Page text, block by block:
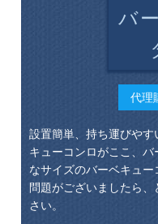
バ
代理
設置簡単、持ち運びや
キューコンロがここ、
なサイズのバーベキュ
問題がございましたら
さい。